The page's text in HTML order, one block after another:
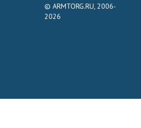
© ARMTORG.RU, 2006-
2026